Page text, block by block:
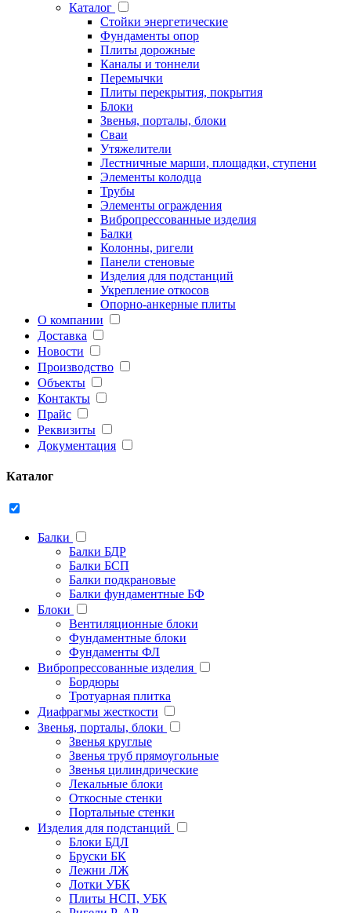
Каталог
Стойки энергетические
Фундаменты опор
Плиты дорожные
Каналы и тоннели
Перемычки
Плиты перекрытия, покрытия
Блоки
Звенья, порталы, блоки
Сваи
Утяжелители
Лестничные марши, площадки, ступени
Элементы колодца
Трубы
Элементы ограждения
Вибропрессованные изделия
Балки
Колонны, ригели
Панели стеновые
Изделия для подстанций
Укрепление откосов
Опорно-анкерные плиты
О компании
Доставка
Новости
Производство
Объекты
Контакты
Прайс
Реквизиты
Документация
Каталог
Балки
Балки БДР
Балки БСП
Балки подкрановые
Балки фундаментные БФ
Блоки
Вентиляционные блоки
Фундаментные блоки
Фундаменты ФЛ
Вибропрессованные изделия
Бордюры
Тротуарная плитка
Диафрагмы жесткости
Звенья, порталы, блоки
Звенья круглые
Звенья труб прямоугольные
Звенья цилиндрические
Лекальные блоки
Откосные стенки
Портальные стенки
Изделия для подстанций
Блоки БДЛ
Бруски БК
Лежни ЛЖ
Лотки УБК
Плиты НСП, УБК